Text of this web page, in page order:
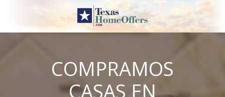
content
COMPRAMOS
CASAS EN